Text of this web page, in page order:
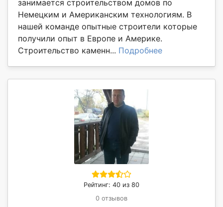
занимается строительством домов по
Немецким и Американским технологиям. В
нашей команде опытные строители которые
получили опыт в Европе и Америке.
Строительство каменн... Подробнее
Рейтинг: 40 из 80
0 отзывов